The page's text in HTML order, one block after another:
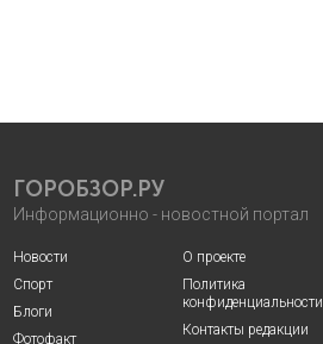
ГОРОБЗОР.РУ
Информационно - новостной портал
Новости
Спорт
Блоги
Фотофакт
О проекте
Политика
конфиденциальности
Контакты редакции